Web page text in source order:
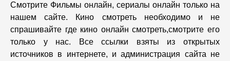
Смотрите Фильмы онлайн, сериалы онлайн только на
нашем сайте. Кино смотреть необходимо и не
спрашивайте где кино онлайн смотреть,cмотрите его
только у нас. Все ссылки взяты из открытых
источников в интернете, и администрация сайта не